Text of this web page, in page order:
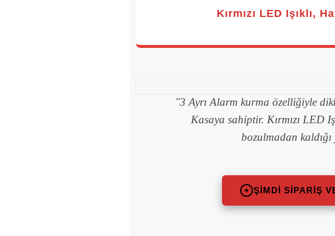
Kırmızı LED Işıklı,
"3 Ayrı Alarm kurma özelliğiyle
Kasaya sahiptir. Kırmızı LED
bozulmadan
ŞIMDI SIPARIŞ